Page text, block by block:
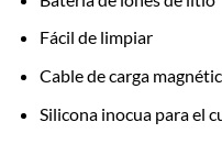
Fácil de limpiar
Cable de carga
Silicona inocua para el